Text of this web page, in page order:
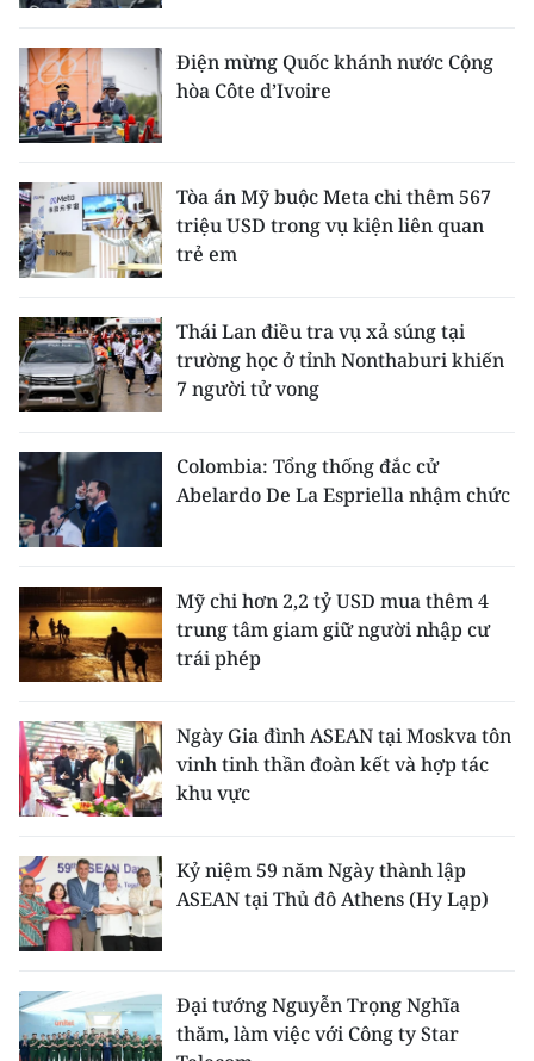
Điện mừng Quốc khánh nước Cộng
hòa Côte d’Ivoire
Tòa án Mỹ buộc Meta chi thêm 567
triệu USD trong vụ kiện liên quan
trẻ em
Thái Lan điều tra vụ xả súng tại
trường học ở tỉnh Nonthaburi khiến
7 người tử vong
Colombia: Tổng thống đắc cử
Abelardo De La Espriella nhậm chức
Mỹ chi hơn 2,2 tỷ USD mua thêm 4
trung tâm giam giữ người nhập cư
trái phép
Ngày Gia đình ASEAN tại Moskva tôn
vinh tinh thần đoàn kết và hợp tác
khu vực
Kỷ niệm 59 năm Ngày thành lập
ASEAN tại Thủ đô Athens (Hy Lạp)
Đại tướng Nguyễn Trọng Nghĩa
thăm, làm việc với Công ty Star